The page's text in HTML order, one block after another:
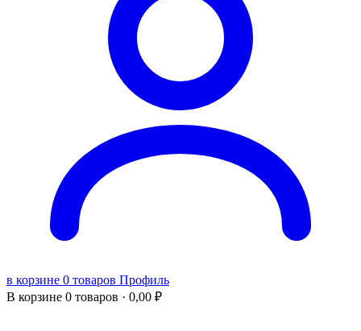
в корзине 0 товаров Профиль
В корзине 0 товаров · 0,00 ₽